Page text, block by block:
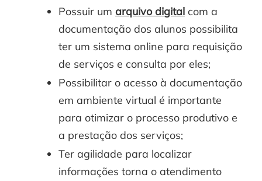
Possuir um arquivo digital com a
documentação dos alunos possibilita
ter um sistema online para requisição
de serviços e consulta por eles;
Possibilitar o acesso à documentação
em ambiente virtual é importante
para otimizar o processo produtivo e
a prestação dos serviços;
Ter agilidade para localizar
informações torna o atendimento